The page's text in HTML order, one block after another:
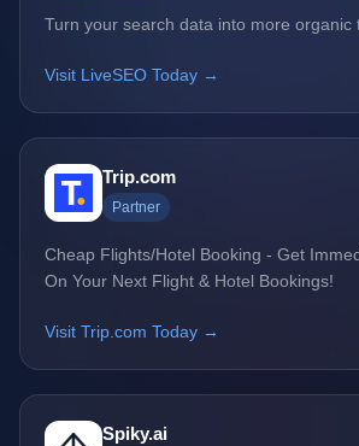
Turn your search data into more organic
Visit LiveSEO Today →
Trip.com
Partner
Cheap Flights/Hotel Booking - Get
On Your Next Flight & Hotel Bookings!
Visit Trip.com Today →
Spiky.ai